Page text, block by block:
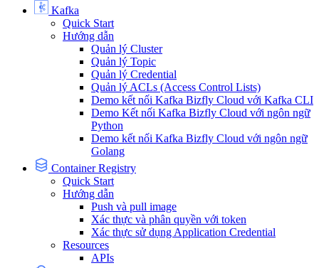
Kafka
Quick Start
Hướng dẫn
Quản lý Cluster
Quản lý Topic
Quản lý Credential
Quản lý ACLs (Access Control Lists)
Demo kết nối Kafka Bizfly Cloud với Kafka CLI
Demo Kết nối Kafka Bizfly Cloud với ngôn ngữ
Python
Demo kết nối Kafka Bizfly Cloud với ngôn ngữ
Golang
Container Registry
Quick Start
Hướng dẫn
Push và pull image
Xác thực và phân quyền với token
Xác thực sử dụng Application Credential
Resources
APIs